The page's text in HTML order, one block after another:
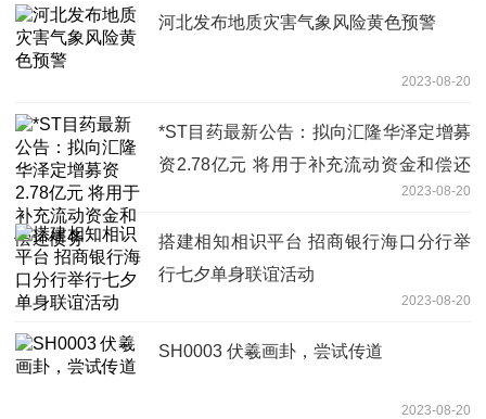
河北发布地质灾害气象风险黄色预警
2023-08-20
*ST目药最新公告：拟向汇隆华泽定增募
资2.78亿元 将用于补充流动资金和偿还
2023-08-20
搭建相知相识平台 招商银行海口分行举
行七夕单身联谊活动
2023-08-20
SH0003 伏羲画卦，尝试传道
2023-08-20